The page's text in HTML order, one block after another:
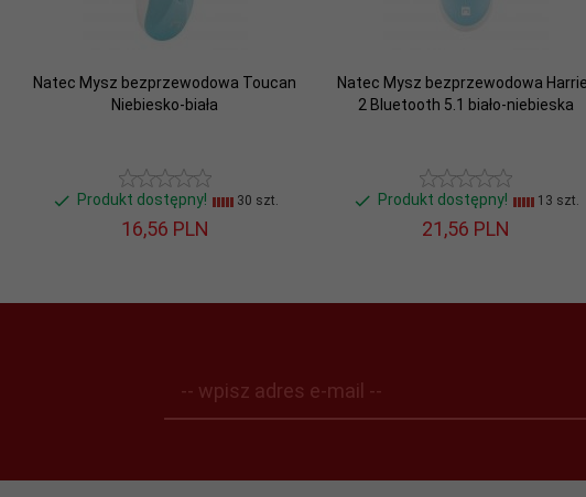
Natec Mysz bezprzewodowa Toucan
Niebiesko-biała
Produkt dostępny! 30 szt.
16,56 PLN
Natec Mysz bezprzewodowa
2 Bluetooth 5.1 biało-niebieska
Produkt dostępny! 13 szt.
21,56 PLN
-- wpisz adres e-mail --